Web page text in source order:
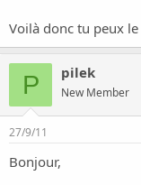
Voilà donc tu peux
P pilek
New Member
27/9/11
Bonjour,